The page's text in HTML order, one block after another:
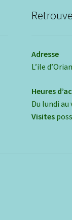
Adresse
L’ile
Heures
Du lundi au
Visites